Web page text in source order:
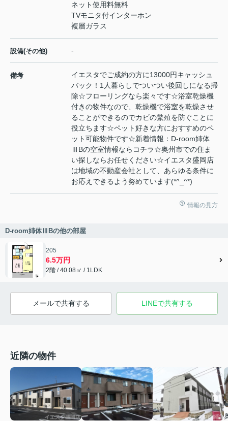
ネット使用料無料
TVモニタ付インターホン
複層ガラス
設備(その他) -
備考
イエスタでご成約の方に13000円キャッシュ
バック！1人暮らしでついつい後回しになる掃
除☆フローリングなら楽々です☆浴室乾燥機
付きの物件なので、乾燥機で浴室を乾燥させ
ることができるのでカビの繁殖を防ぐことに
役立ちます☆ペット好きな方におすすめのペ
ット可能物件です☆新着情報：D-room姉体
ⅢBの空室情報ならコチラ☆奥州市での住ま
い探しならお任せください☆イエスタ盛岡店
は地域の不動産会社として、あらゆる条件に
お応えできるよう努めています(*^_^*)
情報の見方
D-room姉体ⅢBの他の部屋
205
6.5万円
2階 / 40.08㎡ / 1LDK
メールで共有する LINEで共有する
近隣の物件